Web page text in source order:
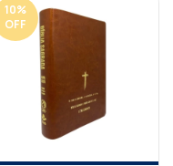
10%
OFF